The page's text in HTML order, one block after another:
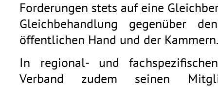
Forderungen stets auf eine
Gleichbehandlung gegenüber
öffentlichen Hand und der
In regional- und
Verband zudem seinen